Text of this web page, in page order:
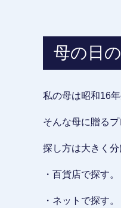
母の日
私の母は昭和16
そんな母に贈る
探し方は大きく分
・百貨店で探す。
・ネットで探す。